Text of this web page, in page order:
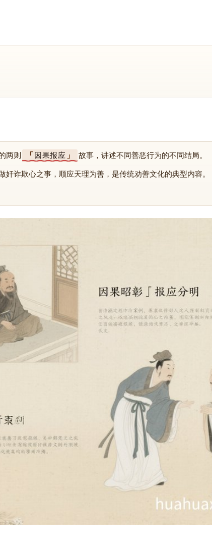
两则 因果报应 故事，讲述不同善恶行为的不同结局。
奸诈欺心之事，顺应天理为善，是传统劝善文化的典型内容。